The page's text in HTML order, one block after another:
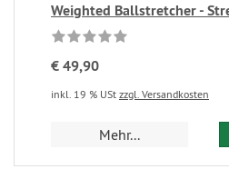
Weighted Ballstretcher -
€ 49,90
inkl. 19 % USt zzgl. Versandkosten
Mehr...